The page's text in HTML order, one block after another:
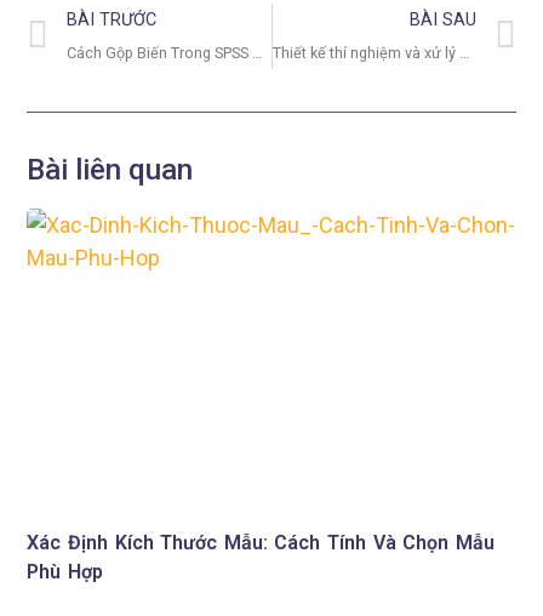
BÀI TRƯỚC BÀI SAU
Bài liên quan
Xác Định Kích Thước Mẫu: Cách Tính Và Chọn Mẫu
Phù Hợp